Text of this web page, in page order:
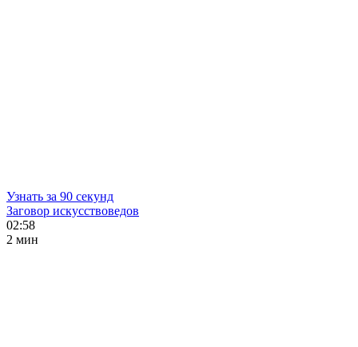
Узнать за 90 секунд
Заговор искусствоведов
02:58
2 мин